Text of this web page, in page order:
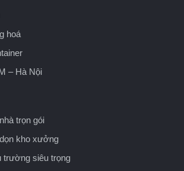
hoá
– Hà Nội
trọn gói
kho xưởng
trường siêu trọng